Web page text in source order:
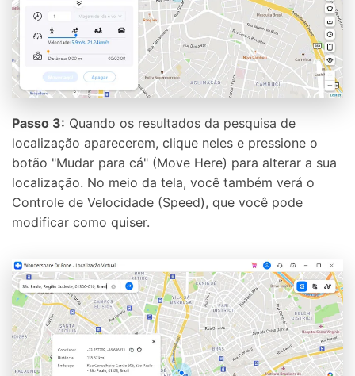
Passo 3: Quando os resultados da pesquisa de
localização aparecerem, clique neles e pressione o
botão "Mudar para cá" (Move Here) para alterar a sua
localização. No meio da tela, você também verá o
Controle de Velocidade (Speed), que você pode
modificar como quiser.